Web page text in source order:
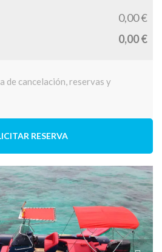
0,00 €
0,00 €
de cancelación, reservas y
RESERVA